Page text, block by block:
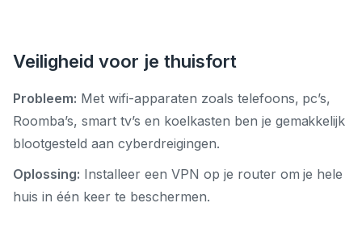
Veiligheid voor je thuisfort
Probleem: Met wifi-apparaten zoals telefoons, pc’s,
Roomba’s, smart tv’s en koelkasten ben je gemakkelijk
blootgesteld aan cyberdreigingen.
Oplossing: Installeer een VPN op je router om je hele
huis in één keer te beschermen.